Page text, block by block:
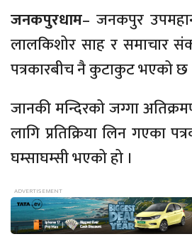
जनकपुरधाम– जनकपुर
लालकिशोर साह र समाचार
पत्रकारबीच नै कुटाकुट भएको छ
जानकी मन्दिरको जग्गा
लागि प्रतिक्रिया लिन गएका
घम्साघम्सी भएको हो ।